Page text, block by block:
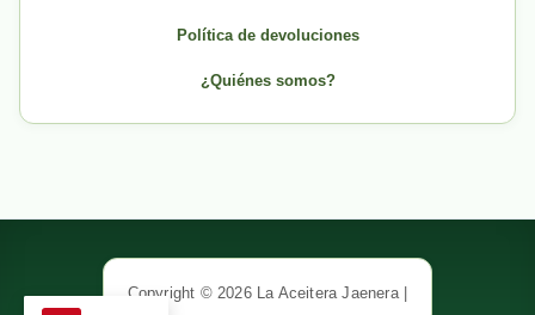
Política de devoluciones
¿Quiénes somos?
Copyright © 2026 La Aceitera Jaenera |